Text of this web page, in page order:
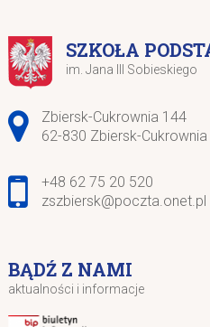
SZKOŁA
im. Jana III Sobieskiego
Adres pocztowy:
Zbiersk-Cukrownia 144
62-830 Zbiersk-Cukrownia
+48 62 75 20 520
zszbiersk@poczta.onet.pl
BĄDŹ Z NAMI
aktualności i informacje